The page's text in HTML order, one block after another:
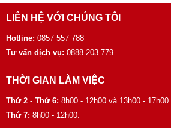
LIÊN HỆ VỚI CHÚNG TÔI
Hotline: 0857 557 788
Tư vấn dịch vụ: 0888 203 779
THỜI GIAN LÀM VIỆC
Thứ 2 - Thứ 6: 8h00 - 12h00 và 13h00 - 17h00.
Thứ 7: 8h00 - 12h00.